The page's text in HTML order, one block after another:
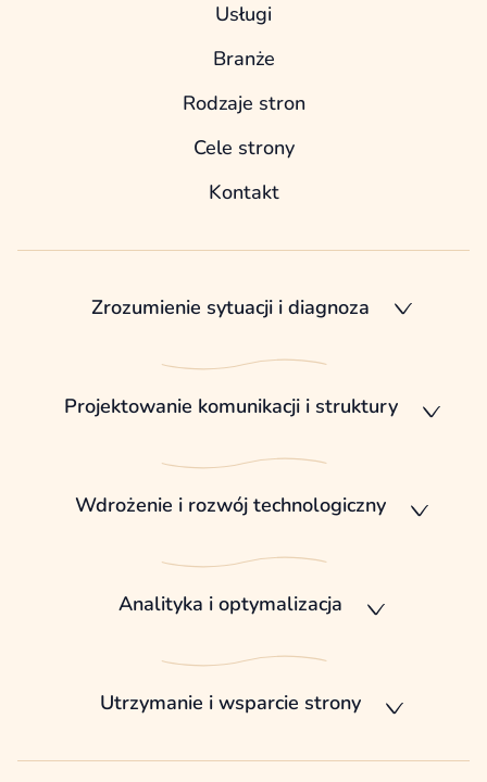
Usługi
Branże
Rodzaje stron
Cele strony
Kontakt
Zrozumienie sytuacji i diagnoza
Projektowanie komunikacji i struktury
Wdrożenie i rozwój technologiczny
Analityka i optymalizacja
Utrzymanie i wsparcie strony